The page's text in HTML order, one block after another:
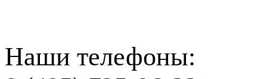
Наши телефоны: